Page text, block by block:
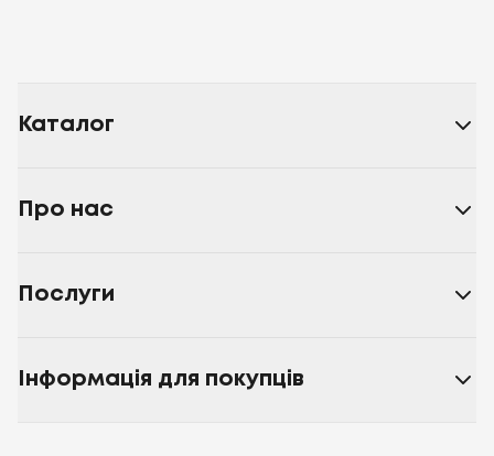
Каталог
Про нас
Послуги
Інформація для покупців